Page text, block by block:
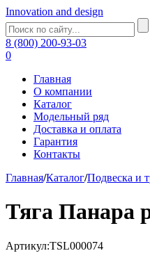
Innovation and design
8 (800) 200-93-03
0
Главная
О компании
Каталог
Модельный ряд
Доставка и оплата
Гарантия
Контакты
Главная/Каталог/Подвеска и
Тяга Панара
Артикул:TSL000074